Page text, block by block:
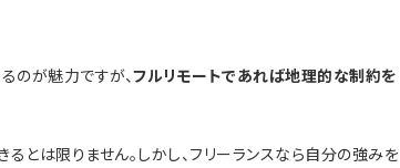
のが魅力ですが、フルリモートであれば地理的な制約を
は限りません。しかし、フリーランスなら自分の強みを